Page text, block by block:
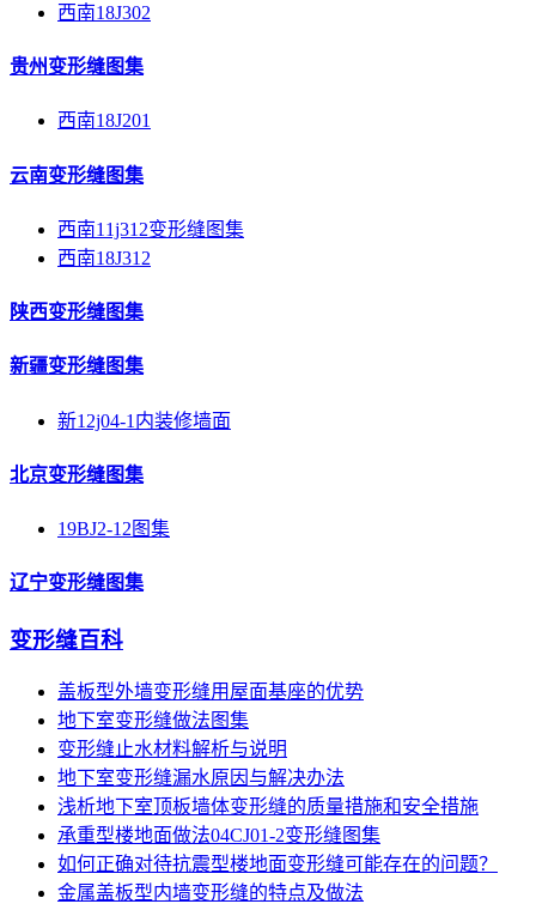
西南18J302
贵州变形缝图集
西南18J201
云南变形缝图集
西南11j312变形缝图集
西南18J312
陕西变形缝图集
新疆变形缝图集
新12j04-1内装修墙面
北京变形缝图集
19BJ2-12图集
辽宁变形缝图集
变形缝百科
盖板型外墙变形缝用屋面基座的优势
地下室变形缝做法图集
变形缝止水材料解析与说明
地下室变形缝漏水原因与解决办法
浅析地下室顶板墙体变形缝的质量措施和安全措施
承重型楼地面做法04CJ01-2变形缝图集
如何正确对待抗震型楼地面变形缝可能存在的问题？
金属盖板型内墙变形缝的特点及做法